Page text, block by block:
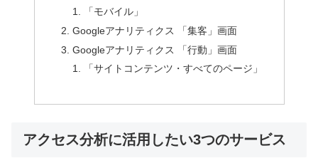
「モバイル」
Googleアナリティクス 「集客」画面
Googleアナリティクス 「行動」画面
「サイトコンテンツ・すべてのページ」
アクセス分析に活用したい3つのサービス